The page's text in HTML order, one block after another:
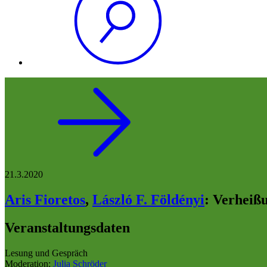
21.3.2020
Aris Fioretos, László F. Földényi:
Veranstaltungsdaten
Lesung und Gespräch
Moderation: Julia Schröder